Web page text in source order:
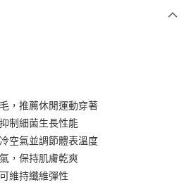
，推薦休閒運動穿著
制細菌生長性能
空氣並調節體表溫度
，保持肌膚乾爽
維持纖維彈性